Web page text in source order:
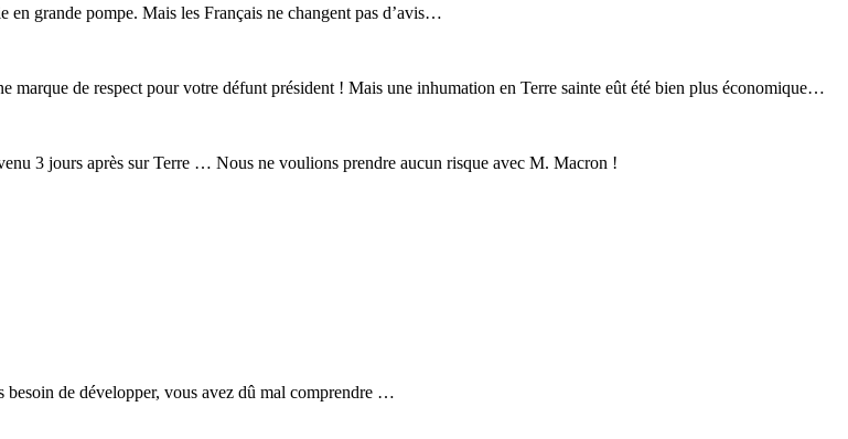
grande pompe. Mais les Français ne changent pas d’avis…
marque de respect pour votre défunt président ! Mais une inhumation en Terre sainte eût été bien plus économique…
3 jours après sur Terre … Nous ne voulions prendre aucun risque avec M. Macron !
besoin de développer, vous avez dû mal comprendre …